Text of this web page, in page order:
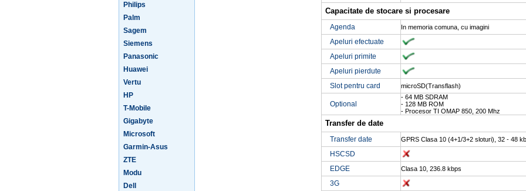
Philips
Palm
Sagem
Siemens
Panasonic
Huawei
Vertu
HP
T-Mobile
Gigabyte
Microsoft
Garmin-Asus
ZTE
Modu
Dell
Capacitate de stocare si procesare
Agenda In memoria comuna, cu imagini
Apeluri efectuate
Apeluri primite
Apeluri pierdute
Slot pentru card
microSD(Transflash)
Optional
- 64 MB SDRAM
- 128 MB ROM
- Procesor TI OMAP 850, 200 Mhz
Transfer de date
Transfer date GPRS Clasa 10 (4+1/3+2 sloturi), 32 - 48
HSCSD
EDGE
Clasa 10, 236.8 kbps
3G